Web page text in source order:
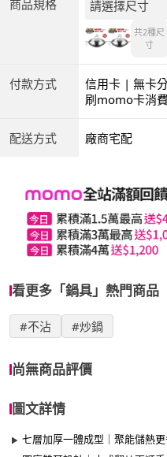
商品規格 請選擇尺寸
共2種尺
寸
付款方式
信用卡 | 無卡
ATM | 銀聯卡
刷momo卡消
配送方式 廠商宅配
看更多「鍋具」熱門商品
#不沾 #炒鍋
尚無商品評價
圖文詳情
七層加厚一體成型｜聚能儲熱更